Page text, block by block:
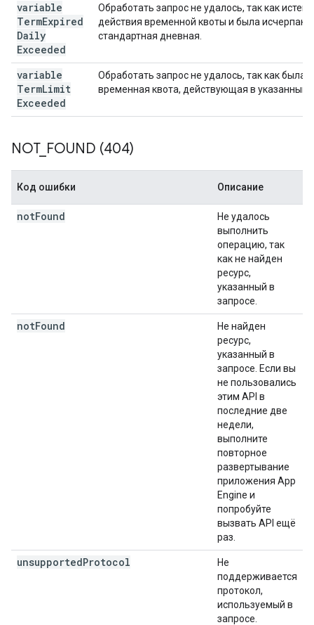
variable
TermExpired
Daily
Exceeded
Обработать запрос не удалось, так как истек
действия временной квоты и была исчерпана
стандартная дневная.
variable
TermLimit
Exceeded
Обработать запрос не удалось, так как была
временная квота, действующая в указанный
NOT_ FOUND (404)
Код ошибки Описание
notFound
Не удалось
выполнить
операцию, так
как не найден
ресурс,
указанный в
запросе.
notFound
Не найден
ресурс,
указанный в
запросе. Если вы
не пользовались
этим API в
последние две
недели,
выполните
повторное
развертывание
приложения App
Engine и
попробуйте
вызвать API ещё
раз.
unsupportedProtocol
Не
поддерживается
протокол,
используемый в
запросе.